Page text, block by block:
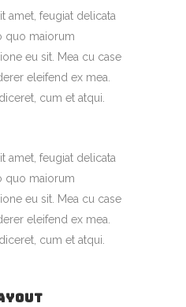
amet, feugiat delicata
quo maiorum
eu sit. Mea cu case
eleifend ex mea.
cum et atqui.
amet, feugiat delicata
quo maiorum
eu sit. Mea cu case
eleifend ex mea.
cum et atqui.